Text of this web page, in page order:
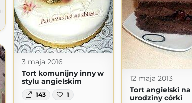
ze zdjęciami
3 maja 2016
Tort komunijny inny w
stylu angielskim
143 1
12 maja 2013
Tort angielski na
urodziny córki